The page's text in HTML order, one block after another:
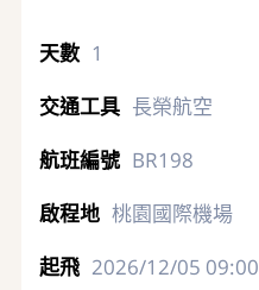
1
長榮航空
BR198
桃園國際機場
2026/12/05 09:00